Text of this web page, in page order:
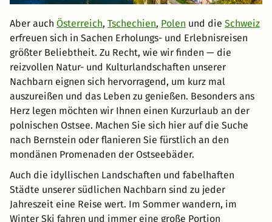
Aber auch Österreich, Tschechien, Polen und die Schweiz
erfreuen sich in Sachen Erholungs- und Erlebnisreisen
größter Beliebtheit. Zu Recht, wie wir finden — die
reizvollen Natur- und Kulturlandschaften unserer
Nachbarn eignen sich hervorragend, um kurz mal
auszureißen und das Leben zu genießen. Besonders ans
Herz legen möchten wir Ihnen einen Kurzurlaub an der
polnischen Ostsee. Machen Sie sich hier auf die Suche
nach Bernstein oder flanieren Sie fürstlich an den
mondänen Promenaden der Ostseebäder.
Auch die idyllischen Landschaften und fabelhaften
Städte unserer südlichen Nachbarn sind zu jeder
Jahreszeit eine Reise wert. Im Sommer wandern, im
Winter Ski fahren und immer eine große Portion